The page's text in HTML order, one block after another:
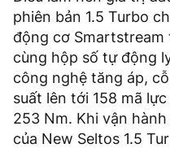
phiên bản 1.5 Turbo
động cơ Smartstream
cùng hộp số tự động
công nghệ tăng áp,
suất lên tới 158 mã
253 Nm. Khi vận
của New Seltos 1.5